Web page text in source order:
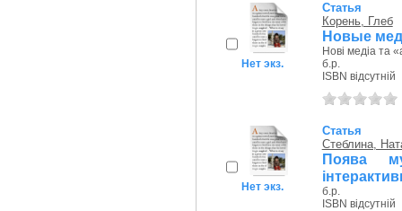
Нет экз.
Статья
Корень, Глеб
Новые
Нові медіа та
б.р.
ISBN відсутній
Нет экз.
Статья
Стеблина,
Поява
б.р.
ISBN відсутній